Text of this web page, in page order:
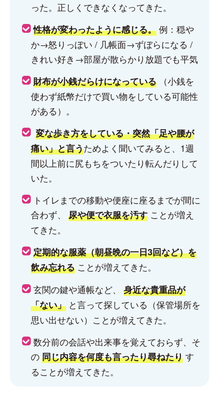
った。正しくできなくなってきた。
性格が変わったように感じる。例：穏や
か→怒りっぽい / 几帳面→ずぼらになる /
きれい好き→部屋が散らかり放題でも平気
財布が小銭だらけになっている（小銭を
使わず紙幣だけで買い物をしている可能性
がある）。
変な歩き方をしている・突然「足や腰が
痛い」と言うためよく聞いてみると、1週
間以上前に尻もちをついたり転んだりして
いた。
トイレまでの移動や便座に座るまでが間に
合わず、 尿や便で衣服を汚すことが増え
てきた。
定期的な服薬（朝昼晩の一日3回など）を
飲み忘れることが増えてきた。
玄関の鍵や通帳など、 身近な貴重品が
「ない」と言って探している（保管場所を
思い出せない）ことが増えてきた。
数分前の会話や出来事を覚えておらず、そ
の同じ内容を何度も言ったり尋ねたりす
ることが増えてきた。